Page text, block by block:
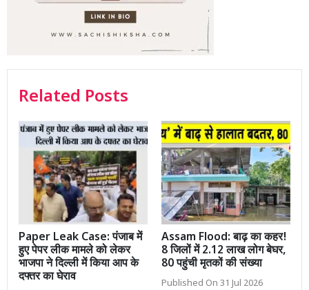
Related Posts
Paper Leak Case: पंजाब में
हुए पेपर लीक मामले को लेकर
भाजपा ने दिल्ली में किया आप के
दफ्तर का घेराव
Assam Flood: बाढ़ का कहर!
8 जिलों में 2.12 लाख लोग बेघर,
80 पहुंची मृतकों की संख्या
Published On 31 Jul 2026